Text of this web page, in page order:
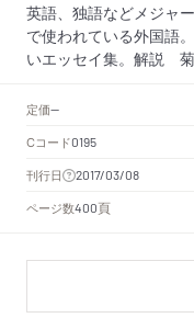
英語、独語などメジャ
で使われている外国語
いエッセイ集。解説
定価--
Cコード0195
刊行日 2017/03/08
ページ数400頁